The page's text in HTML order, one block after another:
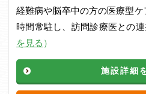
経難病や脳卒中の方の医療型
時間常駐し、訪問診療医との
を見る ）
施設詳細